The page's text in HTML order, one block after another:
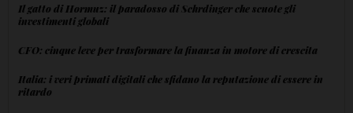
Il gatto di Hormuz: il paradosso di Schrdinger che scuote gli
investimenti globali
CFO: cinque leve per trasformare la finanza in motore di crescita
Italia: i veri primati digitali che sfidano la reputazione di essere in
ritardo